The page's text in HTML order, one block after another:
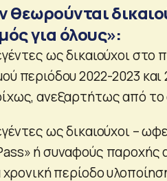
θεωρούνται
για όλους»:
ως δικαιούχοι
περιόδου 2022-2023
ανεξαρτήτως από
ως δικαιούχοι –
ή συναφούς παροχής
χρονική περίοδο